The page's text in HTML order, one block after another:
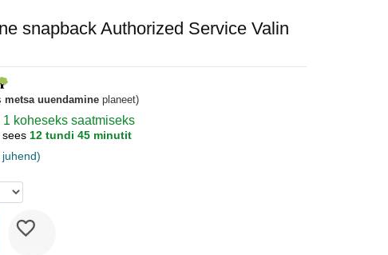
snapback Authorized Service Valin
metsa uuendamine planeet)
koheseks saatmiseks
sees 12 tundi 45 minutit